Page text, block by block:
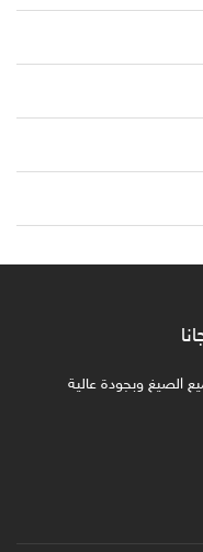
الصيغ وبجودة عالية